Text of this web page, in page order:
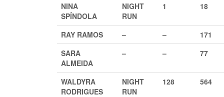
NINA
SPÍNDOLA
NIGHT
RUN
1 18
RAY RAMOS – –
171
SARA
ALMEIDA
– – 77
WALDYRA
RODRIGUES
NIGHT
RUN
128 564